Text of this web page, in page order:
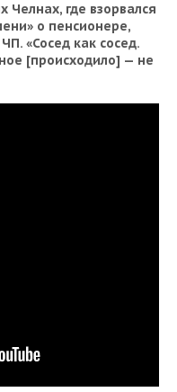
где взорвался
о пенсионере,
«Сосед как сосед.
[происходило] — не